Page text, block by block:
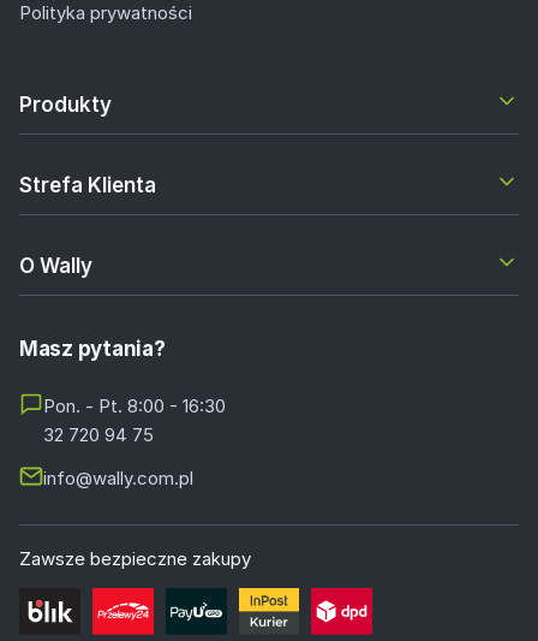
Polityka prywatności
Produkty
Strefa Klienta
O Wally
Masz pytania?
Pon. - Pt. 8:00 - 16:30
32 720 94 75
info@wally.com.pl
Zawsze bezpieczne zakupy